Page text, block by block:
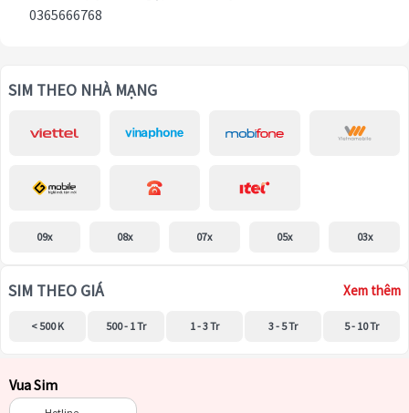
0365666768
SIM THEO NHÀ MẠNG
09x 08x 07x 05x 03x
SIM THEO GIÁ Xem thêm
< 500 K 500 - 1 Tr 1 - 3 Tr 3 - 5 Tr 5 - 10 Tr
Vua Sim